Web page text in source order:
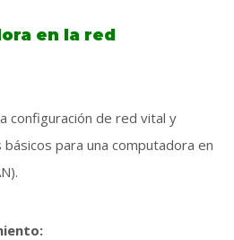
en la red
configuración de red vital y
para una computadora en